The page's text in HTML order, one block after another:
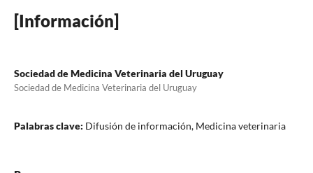
[Información]
Sociedad de Medicina Veterinaria del Uruguay
Sociedad de Medicina Veterinaria del Uruguay
Palabras clave: Difusión de información, Medicina veterinaria